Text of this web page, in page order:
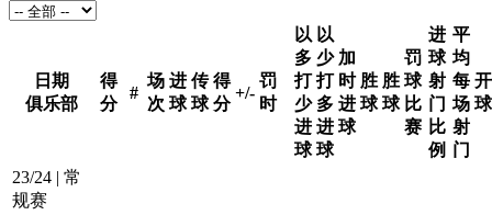
日期
俱乐部
得
分
#
场
次
进
球
传
球
得
分
+/-
罚
时
以
多
打
少
进
球
以
少
打
多
进
球
加
时
进
球
胜
球
胜
球
罚
球
比
赛
进
球
射
门
比
例
平
均
每
场
射
门
开
球
23/24 | 常
规赛